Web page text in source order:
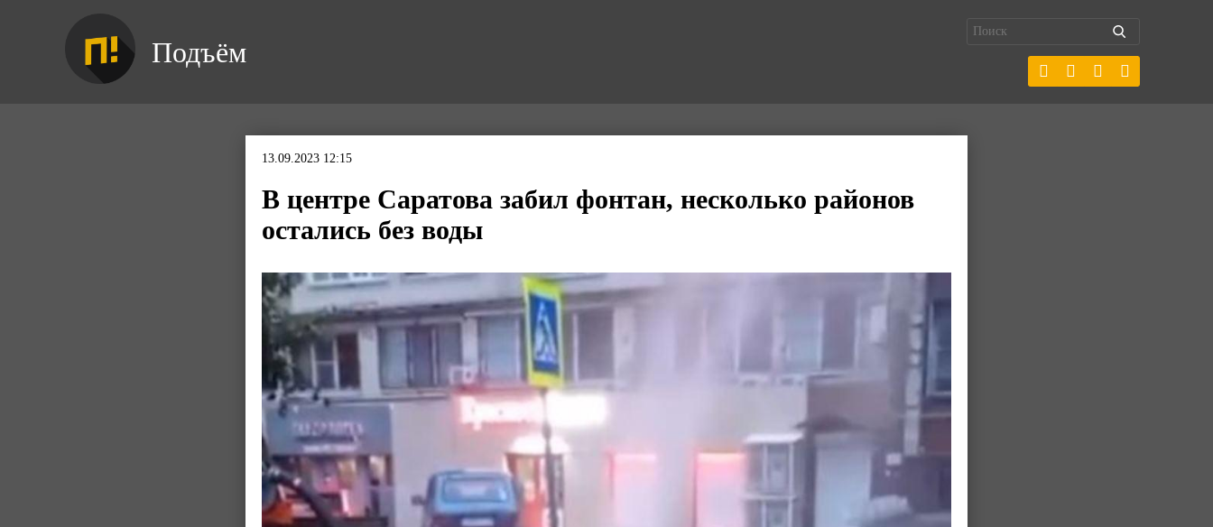
Подъём
13.09.2023 12:15
В центре Саратова забил фонтан, несколько районов
остались без воды